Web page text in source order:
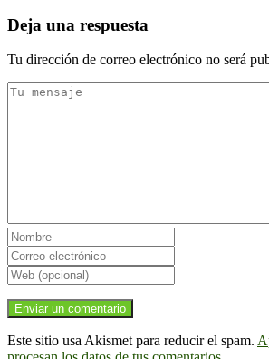
Deja una respuesta
Tu dirección de correo electrónico no será
Este sitio usa Akismet para reducir el spam.